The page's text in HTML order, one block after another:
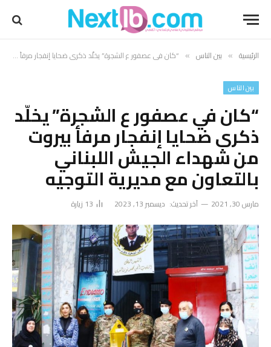
الرئيسية » بين الناس » “كان في عصفور ع الشجرة” يخلّد ذكرى ضحايا إنفجار مرفأ بيروت من شهداء الجيش اللبناني بالتعاون مع مديرية التوجيه
بين الناس
“كان في عصفور ع الشجرة” يخلّد
ذكرى ضحايا إنفجار مرفأ بيروت
من شهداء الجيش اللبناني
بالتعاون مع مديرية التوجيه
مارس 30, 2021 آخر تحديث: ديسمبر 13, 2023 13 زيارة